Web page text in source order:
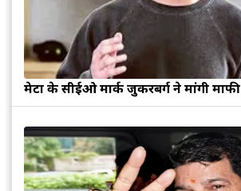
मेटा के सीईओ मार्क जुकरबर्ग ने मांगी माफी